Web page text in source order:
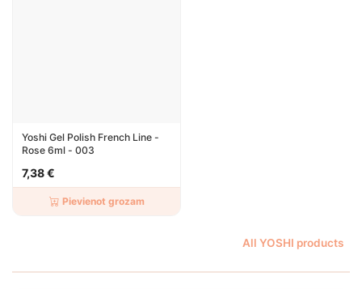
Yoshi Gel Polish French Line -
Rose 6ml - 003
7,38 €
Pievienot grozam
All YOSHI products